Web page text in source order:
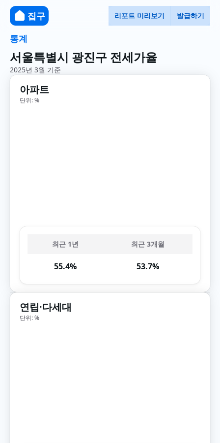
집구 리포트 미리보기 발급하기
통계
서울특별시 광진구 전세가율
2025년 3월 기준
아파트
단위: %
최근 1년 최근 3개월
55.4% 53.7%
연립·다세대
단위: %